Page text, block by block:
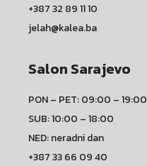
+387 32 89 11 10
jelah@kalea.ba
Salon Sarajevo
PON – PET: 09:00 – 19:00
SUB: 10:00 – 18:00
NED: neradni dan
+387 33 66 09 40